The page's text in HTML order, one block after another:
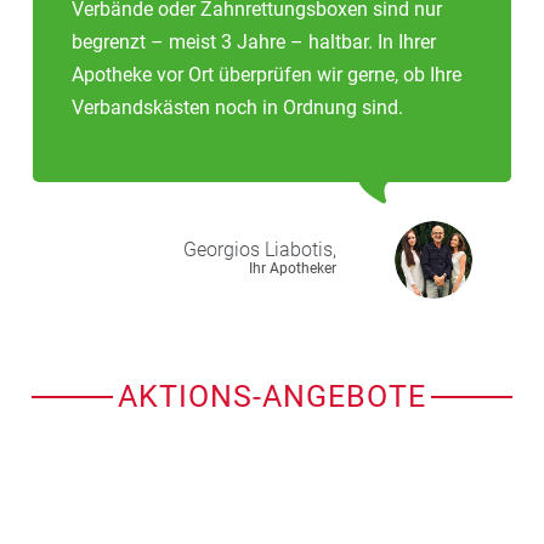
Verbände oder Zahnrettungsboxen sind nur
begrenzt – meist 3 Jahre – haltbar. In Ihrer
Apotheke vor Ort überprüfen wir gerne, ob Ihre
Verbandskästen noch in Ordnung sind.
Georgios Liabotis,
Ihr Apotheker
AKTIONS-ANGEBOTE